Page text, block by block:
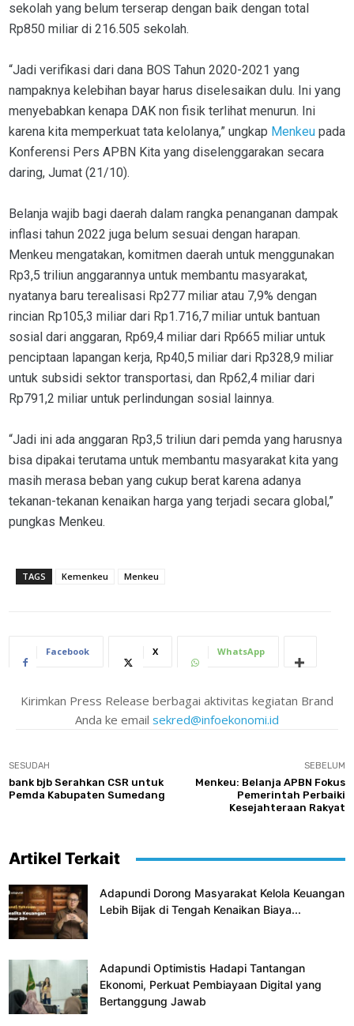
sekolah yang belum terserap dengan baik dengan total
Rp850 miliar di 216.505 sekolah.
“Jadi verifikasi dari dana BOS Tahun 2020-2021 yang
nampaknya kelebihan bayar harus diselesaikan dulu. Ini yang
menyebabkan kenapa DAK non fisik terlihat menurun. Ini
karena kita memperkuat tata kelolanya,” ungkap Menkeu pada
Konferensi Pers APBN Kita yang diselenggarakan secara
daring, Jumat (21/10).
Belanja wajib bagi daerah dalam rangka penanganan dampak
inflasi tahun 2022 juga belum sesuai dengan harapan.
Menkeu mengatakan, komitmen daerah untuk menggunakan
Rp3,5 triliun anggarannya untuk membantu masyarakat,
nyatanya baru terealisasi Rp277 miliar atau 7,9% dengan
rincian Rp105,3 miliar dari Rp1.716,7 miliar untuk bantuan
sosial dari anggaran, Rp69,4 miliar dari Rp665 miliar untuk
penciptaan lapangan kerja, Rp40,5 miliar dari Rp328,9 miliar
untuk subsidi sektor transportasi, dan Rp62,4 miliar dari
Rp791,2 miliar untuk perlindungan sosial lainnya.
“Jadi ini ada anggaran Rp3,5 triliun dari pemda yang harusnya
bisa dipakai terutama untuk membantu masyarakat kita yang
masih merasa beban yang cukup berat karena adanya
tekanan-tekanan kenaikan harga yang terjadi secara global,”
pungkas Menkeu.
TAGS Kemenkeu Menkeu
Facebook X WhatsApp
Kirimkan Press Release berbagai aktivitas kegiatan Brand
Anda ke email sekred@infoekonomi.id
SESUDAH
bank bjb Serahkan CSR untuk
Pemda Kabupaten Sumedang
SEBELUM
Menkeu: Belanja APBN Fokus
Pemerintah Perbaiki
Kesejahteraan Rakyat
Artikel Terkait
Adapundi Dorong Masyarakat Kelola Keuangan
Lebih Bijak di Tengah Kenaikan Biaya...
Adapundi Optimistis Hadapi Tantangan
Ekonomi, Perkuat Pembiayaan Digital yang
Bertanggung Jawab